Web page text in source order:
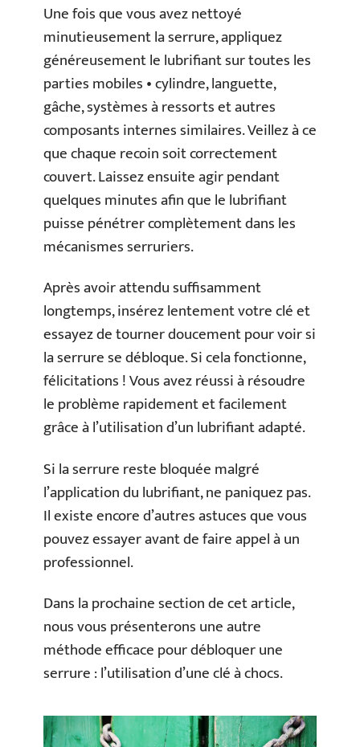
Une fois que vous avez nettoyé
minutieusement la serrure, appliquez
généreusement le lubrifiant sur toutes les
parties mobiles • cylindre, languette,
gâche, systèmes à ressorts et autres
composants internes similaires. Veillez à ce
que chaque recoin soit correctement
couvert. Laissez ensuite agir pendant
quelques minutes afin que le lubrifiant
puisse pénétrer complètement dans les
mécanismes serruriers.
Après avoir attendu suffisamment
longtemps, insérez lentement votre clé et
essayez de tourner doucement pour voir si
la serrure se débloque. Si cela fonctionne,
félicitations ! Vous avez réussi à résoudre
le problème rapidement et facilement
grâce à l’utilisation d’un lubrifiant adapté.
Si la serrure reste bloquée malgré
l’application du lubrifiant, ne paniquez pas.
Il existe encore d’autres astuces que vous
pouvez essayer avant de faire appel à un
professionnel.
Dans la prochaine section de cet article,
nous vous présenterons une autre
méthode efficace pour débloquer une
serrure : l’utilisation d’une clé à chocs.